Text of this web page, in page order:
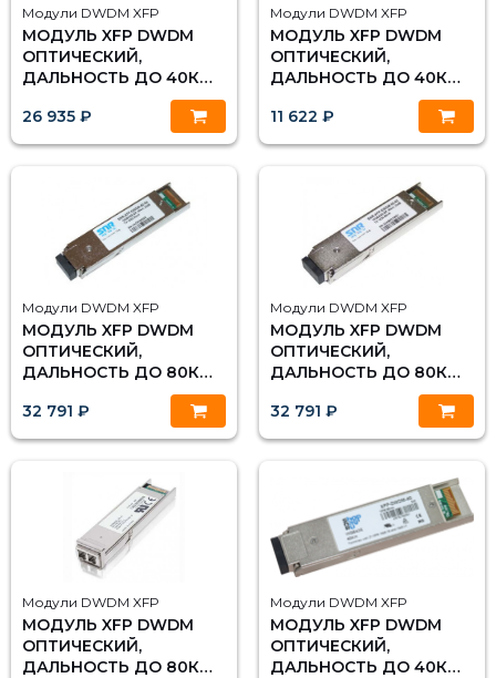
Модули DWDM XFP
МОДУЛЬ XFP DWDM
ОПТИЧЕСКИЙ,
ДАЛЬНОСТЬ ДО 40КМ
26 935 ₽
Модули DWDM XFP
МОДУЛЬ XFP DWDM
ОПТИЧЕСКИЙ,
ДАЛЬНОСТЬ ДО 40КМ
11 622 ₽
Модули DWDM XFP
МОДУЛЬ XFP DWDM
ОПТИЧЕСКИЙ,
ДАЛЬНОСТЬ ДО 80КМ
32 791 ₽
Модули DWDM XFP
МОДУЛЬ XFP DWDM
ОПТИЧЕСКИЙ,
ДАЛЬНОСТЬ ДО 80КМ
32 791 ₽
Модули DWDM XFP
МОДУЛЬ XFP DWDM
ОПТИЧЕСКИЙ,
ДАЛЬНОСТЬ ДО 80КМ
Модули DWDM XFP
МОДУЛЬ XFP DWDM
ОПТИЧЕСКИЙ,
ДАЛЬНОСТЬ ДО 40КМ